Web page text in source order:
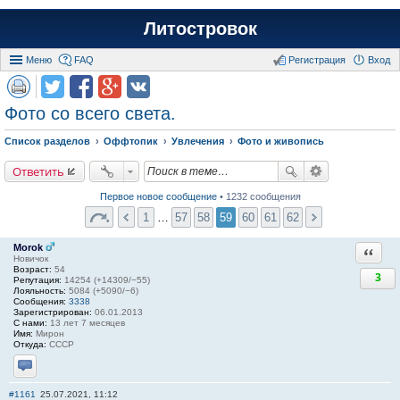
Литостровок
Меню FAQ Вход
Регистрация
Фото со всего света.
Список разделов Оффтопик Увлечения Фото и живопись
Ответить
Первое новое сообщение• 1232 сообщения
1 57 58 59 60 61 62
Morok
Новичок
Возраст: 54
Репутация: 14254 (+14309/−55)
Лояльность: 5084 (+5090/−6)
Сообщения: 3338
Зарегистрирован: 06.01.2013
С нами: 13 лет 7 месяцев
Имя: Мирон
Откуда: СССР
Отправить личное сообщение
3
#1161 25.07.2021, 11:12